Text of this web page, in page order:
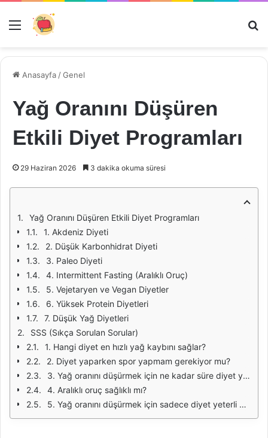
Menü
Anasayfa /Genel
Yağ Oranını Düşüren
Etkili Diyet Programları
29 Haziran 2026 3 dakika okuma süresi
Yağ Oranını Düşüren Etkili Diyet Programları
1. Akdeniz Diyeti
2. Düşük Karbonhidrat Diyeti
3. Paleo Diyeti
4. Intermittent Fasting (Aralıklı Oruç)
5. Vejetaryen ve Vegan Diyetler
6. Yüksek Protein Diyetleri
7. Düşük Yağ Diyetleri
SSS (Sıkça Sorulan Sorular)
1. Hangi diyet en hızlı yağ kaybını sağlar?
2. Diyet yaparken spor yapmam gerekiyor mu?
3. Yağ oranını düşürmek için ne kadar süre diyet yapılmalıdır?
4. Aralıklı oruç sağlıklı mı?
5. Yağ oranını düşürmek için sadece diyet yeterli mi?